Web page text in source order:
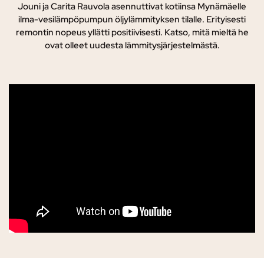
Jouni ja Carita Rauvola asennuttivat kotiinsa Mynämäelle
ilma-vesilämpöpumpun öljylämmityksen tilalle. Erityisesti
remontin nopeus yllätti positiivisesti. Katso, mitä mieltä he
ovat olleet uudesta lämmitysjärjestelmästä.